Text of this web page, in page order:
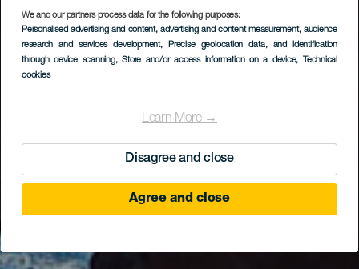
We and our partners process data for the following purposes:
Personalised advertising and content, advertising and content measurement, audience
research and services development, Precise geolocation data, and identification
through device scanning, Store and/or access information on a device, Technical
cookies
Learn More →
Disagree and close
Agree and close
Naturmonumentet Las
EL HIERRO